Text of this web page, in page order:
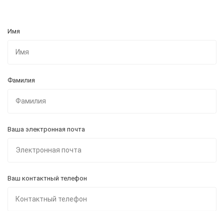
Имя
Фамилия
Ваша электронная почта
Ваш контактный телефон